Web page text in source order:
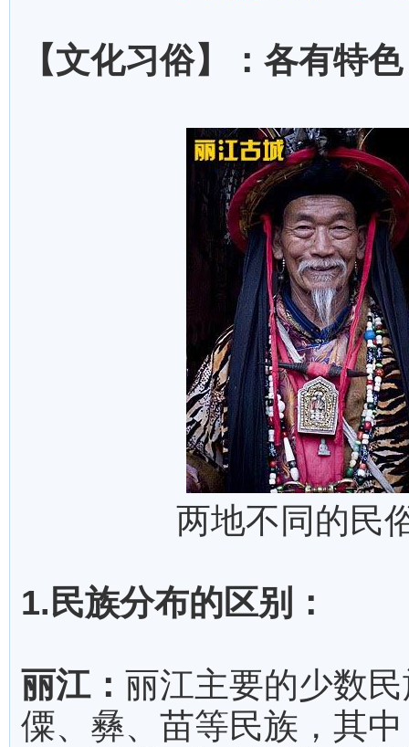
【文化习俗】：各有特色
两地不同的民
1.民族分布的区别：
丽江： 丽江主要的少数
僳、彝、苗等民族，其